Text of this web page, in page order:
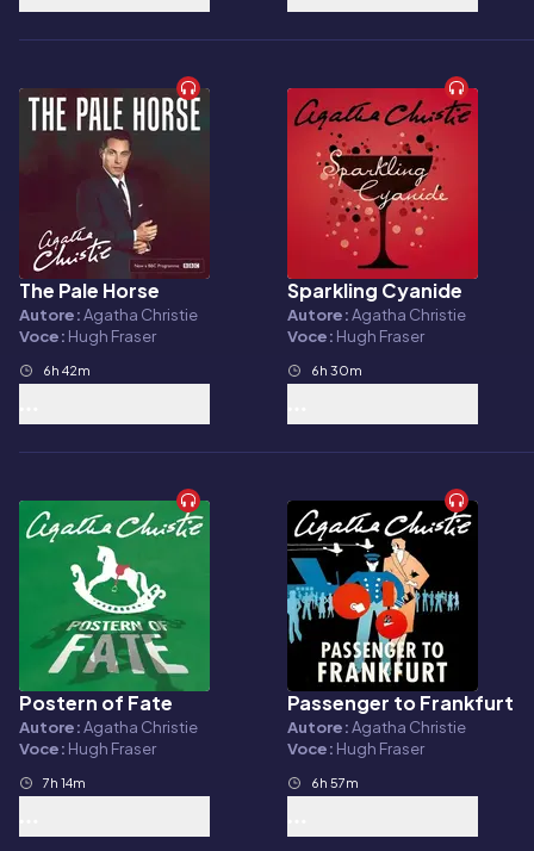
Audiolibro
The Pale Horse
Autore:Agatha Christie
Voce: Hugh Fraser
6h 42m
Audiolibro
Sparkling Cyanide
Autore:Agatha Christie
Voce: Hugh Fraser
6h 30m
Audiolibro
Postern of Fate
Autore:Agatha Christie
Voce: Hugh Fraser
7h 14m
Audiolibro
Passenger to Frankfurt
Autore:Agatha Christie
Voce: Hugh Fraser
6h 57m